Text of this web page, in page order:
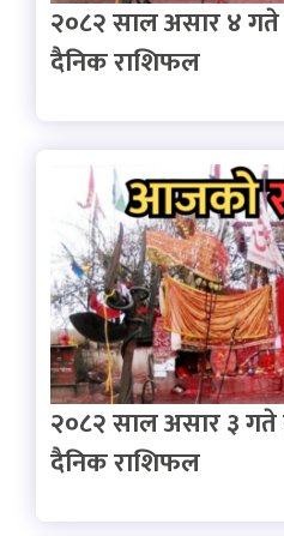
२०८२ साल असार ४
दैनिक राशिफल
२०८२ साल असार ३
दैनिक राशिफल